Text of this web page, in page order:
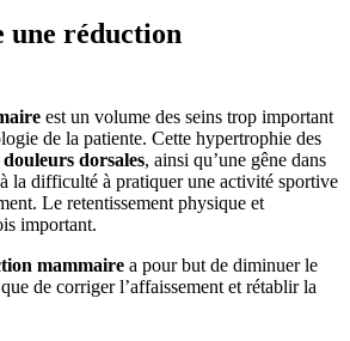
réduction
est un volume des seins trop important
de la patiente. Cette hypertrophie des
douleurs dorsales, ainsi qu’une gêne dans
la difficulté à pratiquer une activité sportive
Le retentissement physique et
important.
mammaire a pour but de diminuer le
de corriger l’affaissement et rétablir la